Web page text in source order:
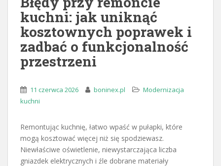
kuchni: jak uniknąć
kosztownych poprawek i
zadbać o funkcjonalność
przestrzeni
11 czerwca 2026 boninex.pl
Modernizacja
kuchni
Remontując kuchnię, łatwo wpaść w pułapki, które
mogą kosztować więcej niż się spodziewasz.
Niewłaściwe oświetlenie, niewystarczająca liczba
gniazdek elektrycznych i źle dobrane materiały